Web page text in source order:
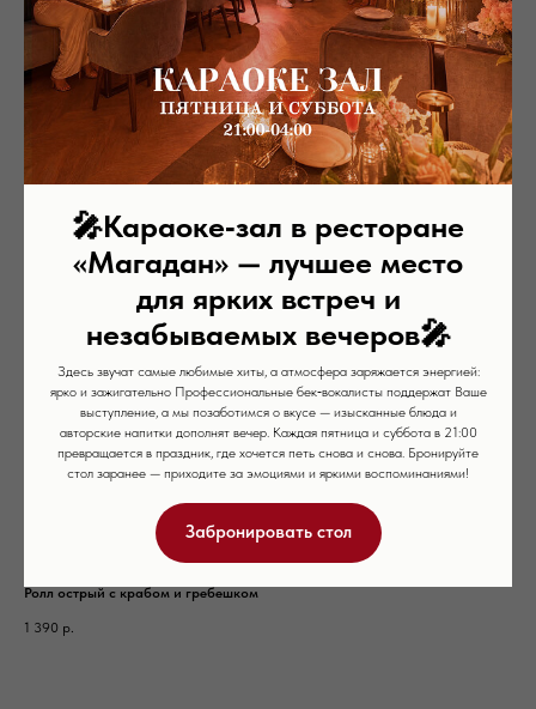
Жиры, гр: 6,22
Углеводы, гр: 12,94
Энергетическая ценность 100гр. Ккал: 139
Энергетическая ценность, кДЖ: 555
Weight: 50 g
Возможно, Вас заинтересует
Ролл острый с крабом и гребешком
1 390 р.
🎤Караоке‑зал в ресторане
«Магадан» — лучшее место
для ярких встреч и
незабываемых вечеров🎤
Здесь звучат самые любимые хиты, а атмосфера заряжается энергией:
ярко и зажигательно Профессиональные бек‑вокалисты поддержат Ваше
выступление, а мы позаботимся о вкусе — изысканные блюда и
авторские напитки дополнят вечер. Каждая пятница и суббота в 21:00
превращается в праздник, где хочется петь снова и снова. Бронируйте
стол заранее — приходите за эмоциями и яркими воспоминаниями!
Забронировать стол